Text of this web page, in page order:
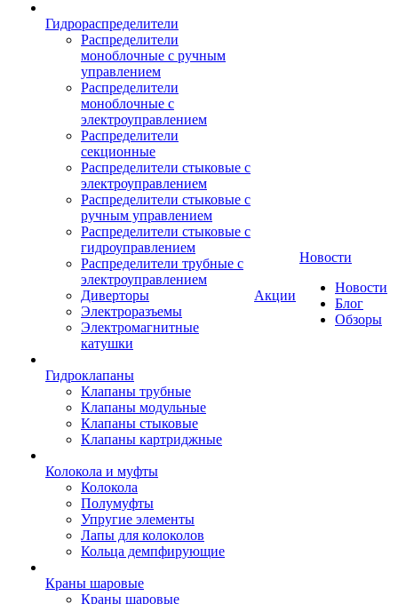
Гидрораспределители
Распределители
моноблочные с ручным
управлением
Распределители
моноблочные с
электроуправлением
Распределители
секционные
Распределители стыковые с
электроуправлением
Распределители стыковые с
ручным управлением
Распределители стыковые с
гидроуправлением
Распределители трубные с
электроуправлением
Диверторы
Электроразъемы
Электромагнитные
катушки
Гидроклапаны
Клапаны трубные
Клапаны модульные
Клапаны стыковые
Клапаны картриджные
Колокола и муфты
Колокола
Полумуфты
Упругие элементы
Лапы для колоколов
Кольца демпфирующие
Краны шаровые
Краны шаровые
Акции
Новости
Новости
Блог
Обзоры